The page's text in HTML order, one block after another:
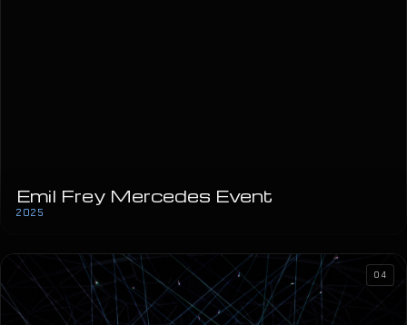
Emil Frey Mercedes Event
2025
04